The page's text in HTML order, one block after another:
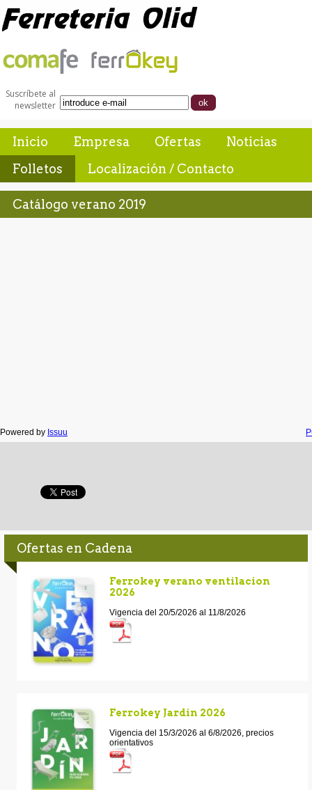
Suscríbete al
newsletter
Inicio Empresa Ofertas
Noticias
Folletos
Localización / Contacto
Catálogo verano 2019
Powered by Issuu
Ofertas en Cadena
Ferrokey verano ventilacion
2026
Vigencia del 20/5/2026 al 11/8/2026
Ferrokey Jardin 2026
Vigencia del 15/3/2026 al 6/8/2026, precios
orientativos